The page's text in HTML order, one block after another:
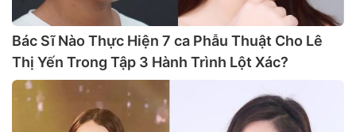
Bác Sĩ Nào Thực Hiện 7 ca Phẫu Thuật Cho Lê
Thị Yến Trong Tập 3 Hành Trình Lột Xác?